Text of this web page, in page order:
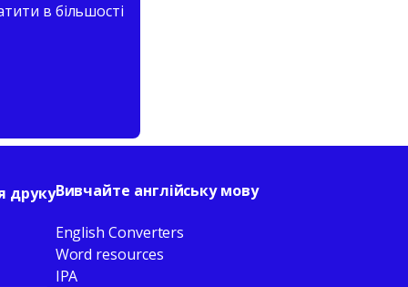
в більшості
друкуВивчайте англійську мову
English Converters
Word resources
IPA